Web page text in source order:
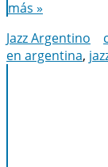
más »
Jazz Argentino
en argentina,